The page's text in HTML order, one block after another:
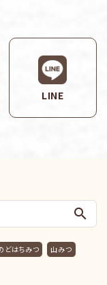
LINE
search
どはちみつ 山みつ